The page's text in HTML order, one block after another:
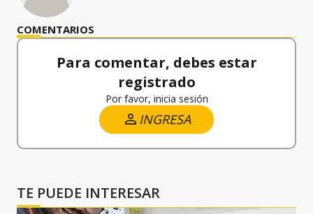
COMENTARIOS
Para comentar, debes estar
registrado
Por favor, inicia sesión
INGRESA
TE PUEDE INTERESAR